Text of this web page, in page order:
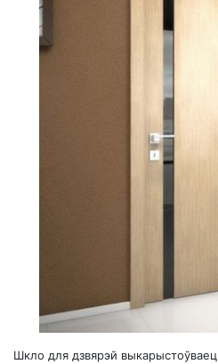
Шкло для дзвярэй